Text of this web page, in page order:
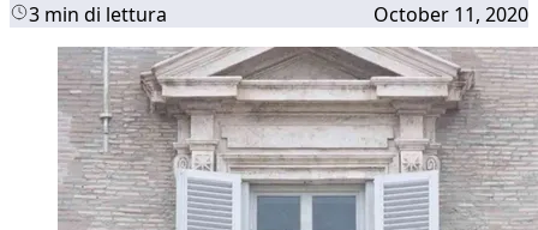
3 min di lettura October 11, 2020